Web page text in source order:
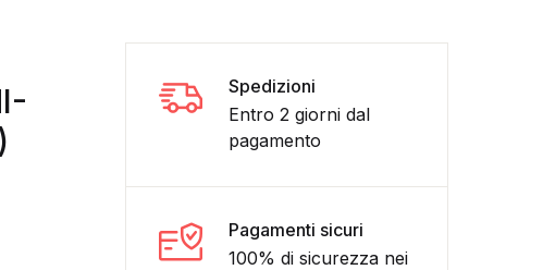
Spedizioni
Entro 2 giorni dal
pagamento
Pagamenti sicuri
100% di sicurezza nei